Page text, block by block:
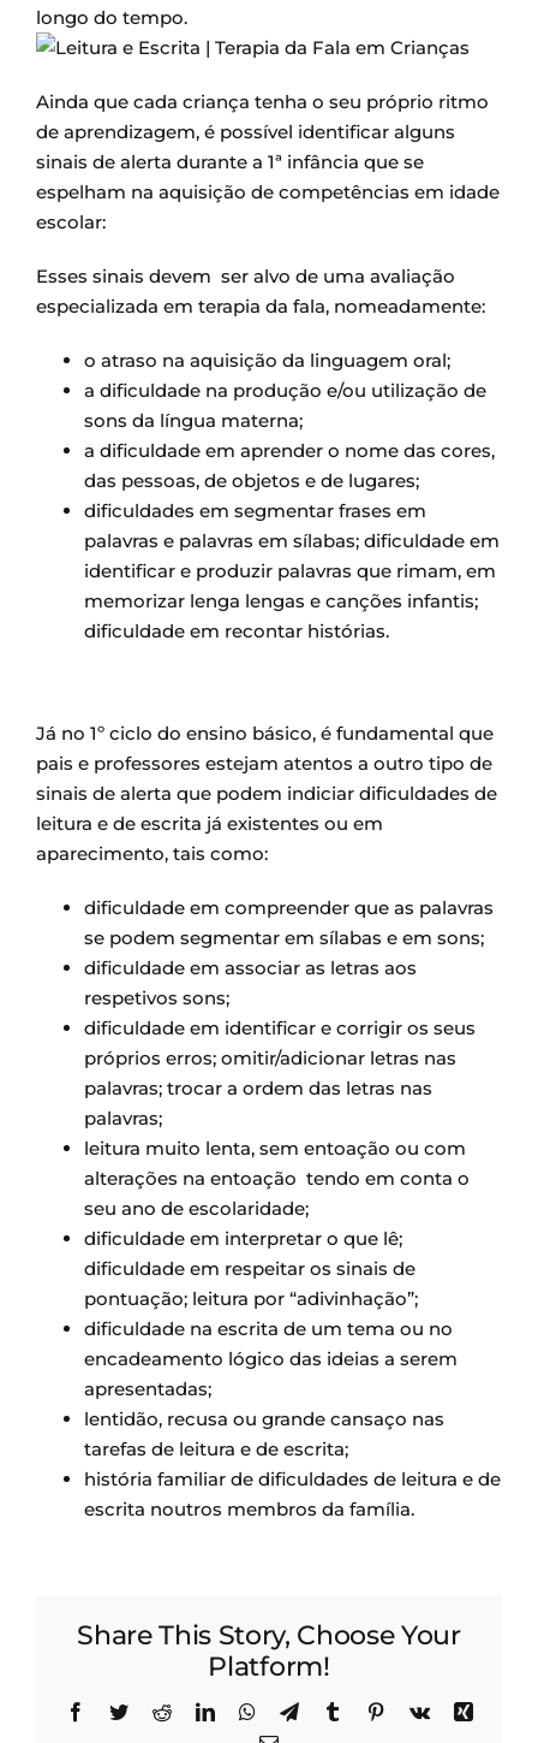
longo do tempo.
Ainda que cada criança tenha o seu próprio ritmo
de aprendizagem, é possível identificar alguns
sinais de alerta durante a 1ª infância que se
espelham na aquisição de competências em idade
escolar:
Esses sinais devem ser alvo de uma avaliação
especializada em terapia da fala, nomeadamente:
o atraso na aquisição da linguagem oral;
a dificuldade na produção e/ou utilização de
sons da língua materna;
a dificuldade em aprender o nome das cores,
das pessoas, de objetos e de lugares;
dificuldades em segmentar frases em
palavras e palavras em sílabas; dificuldade em
identificar e produzir palavras que rimam, em
memorizar lenga lengas e canções infantis;
dificuldade em recontar histórias.
Já no 1º ciclo do ensino básico, é fundamental que
pais e professores estejam atentos a outro tipo de
sinais de alerta que podem indiciar dificuldades de
leitura e de escrita já existentes ou em
aparecimento, tais como:
dificuldade em compreender que as palavras
se podem segmentar em sílabas e em sons;
dificuldade em associar as letras aos
respetivos sons;
dificuldade em identificar e corrigir os seus
próprios erros; omitir/adicionar letras nas
palavras; trocar a ordem das letras nas
palavras;
leitura muito lenta, sem entoação ou com
alterações na entoação tendo em conta o
seu ano de escolaridade;
dificuldade em interpretar o que lê;
dificuldade em respeitar os sinais de
pontuação; leitura por “adivinhação”;
dificuldade na escrita de um tema ou no
encadeamento lógico das ideias a serem
apresentadas;
lentidão, recusa ou grande cansaço nas
tarefas de leitura e de escrita;
história familiar de dificuldades de leitura e de
escrita noutros membros da família.
Share This Story, Choose Your
Platform!
Facebook
TwitterRedditLinkedInWhatsApp
TelegramTumblrPinterest
Vk
Xing